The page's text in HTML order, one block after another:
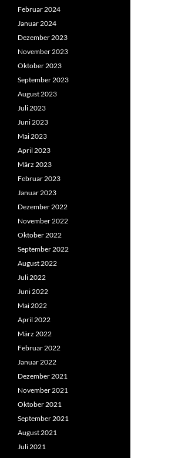
Februar 2024
Januar 2024
Dezember 2023
November 2023
Oktober 2023
September 2023
August 2023
Juli 2023
Juni 2023
Mai 2023
April 2023
März 2023
Februar 2023
Januar 2023
Dezember 2022
November 2022
Oktober 2022
September 2022
August 2022
Juli 2022
Juni 2022
Mai 2022
April 2022
März 2022
Februar 2022
Januar 2022
Dezember 2021
November 2021
Oktober 2021
September 2021
August 2021
Juli 2021